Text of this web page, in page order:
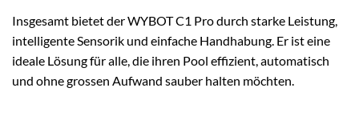
Insgesamt bietet der WYBOT C1 Pro durch starke Leistung,
intelligente Sensorik und einfache Handhabung. Er ist eine
ideale Lösung für alle, die ihren Pool effizient, automatisch
und ohne grossen Aufwand sauber halten möchten.